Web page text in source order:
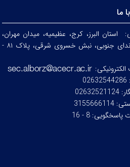
ما
استان البرز، کرج، عظیمیه، میدان مهران،
خیابان ندای جنوبی، نبش خسروی شرقی، پلاک ۸۱ -
02632544286
02632521124
3155666114
پاسخگویی:8 - 16